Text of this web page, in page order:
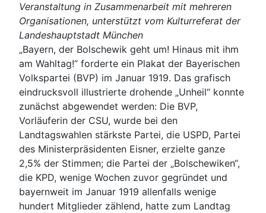
Veranstaltung in Zusammenarbeit mit mehreren
Organisationen, unterstützt vom Kulturreferat der
Landeshauptstadt München
„Bayern, der Bolschewik geht um! Hinaus mit ihm
am Wahltag!“ forderte ein Plakat der Bayerischen
Volkspartei (BVP) im Januar 1919. Das grafisch
eindrucksvoll illustrierte drohende „Unheil“ konnte
zunächst abgewendet werden: Die BVP,
Vorläuferin der CSU, wurde bei den
Landtagswahlen stärkste Partei, die USPD, Partei
des Ministerpräsidenten Eisner, erzielte ganze
2,5% der Stimmen; die Partei der „Bolschewiken“,
die KPD, wenige Wochen zuvor gegründet und
bayernweit im Januar 1919 allenfalls wenige
hundert Mitglieder zählend, hatte zum Landtag